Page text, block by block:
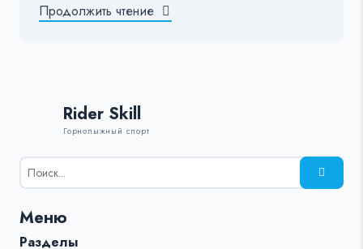
Продолжить чтение
Rider Skill
Горнолыжный спорт
Результаты
поиска
%s:
Меню
Разделы